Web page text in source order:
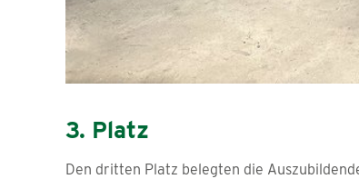
3. Platz
Den dritten Platz belegten die